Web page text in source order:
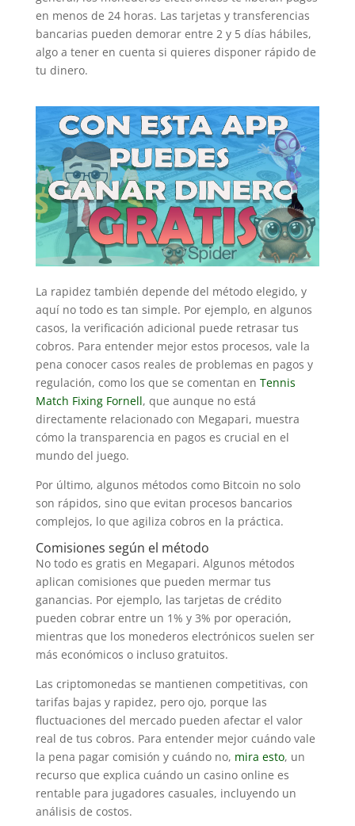
en menos de 24 horas. Las tarjetas y transferencias
bancarias pueden demorar entre 2 y 5 días hábiles,
algo a tener en cuenta si quieres disponer rápido de
tu dinero.
La rapidez también depende del método elegido, y
aquí no todo es tan simple. Por ejemplo, en algunos
casos, la verificación adicional puede retrasar tus
cobros. Para entender mejor estos procesos, vale la
pena conocer casos reales de problemas en pagos y
regulación, como los que se comentan en Tennis
Match Fixing Fornell, que aunque no está
directamente relacionado con Megapari, muestra
cómo la transparencia en pagos es crucial en el
mundo del juego.
Por último, algunos métodos como Bitcoin no solo
son rápidos, sino que evitan procesos bancarios
complejos, lo que agiliza cobros en la práctica.
Comisiones según el método
No todo es gratis en Megapari. Algunos métodos
aplican comisiones que pueden mermar tus
ganancias. Por ejemplo, las tarjetas de crédito
pueden cobrar entre un 1% y 3% por operación,
mientras que los monederos electrónicos suelen ser
más económicos o incluso gratuitos.
Las criptomonedas se mantienen competitivas, con
tarifas bajas y rapidez, pero ojo, porque las
fluctuaciones del mercado pueden afectar el valor
real de tus cobros. Para entender mejor cuándo vale
la pena pagar comisión y cuándo no, mira esto, un
recurso que explica cuándo un casino online es
rentable para jugadores casuales, incluyendo un
análisis de costos.